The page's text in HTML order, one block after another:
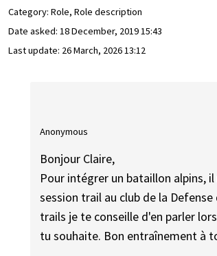
Category: Role, Role description
Date asked: 18 December, 2019 15:43
Last update: 26 March, 2026 13:12
Anonymous
Bonjour Claire,
Pour intégrer un bataillon alpins,
session trail au club de la
trails je te conseille d'en parler
tu souhaite. Bon entraînement à